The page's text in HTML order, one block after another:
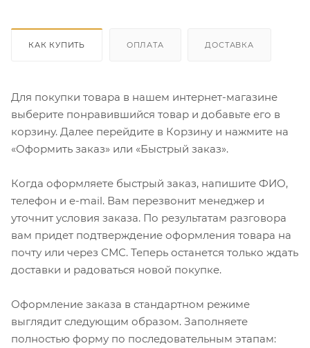
КАК КУПИТЬ ОПЛАТА ДОСТАВКА
Для покупки товара в нашем интернет-магазине
выберите понравившийся товар и добавьте его в
корзину. Далее перейдите в Корзину и нажмите на
«Оформить заказ» или «Быстрый заказ».
Когда оформляете быстрый заказ, напишите ФИО,
телефон и e-mail. Вам перезвонит менеджер и
уточнит условия заказа. По результатам разговора
вам придет подтверждение оформления товара на
почту или через СМС. Теперь останется только ждать
доставки и радоваться новой покупке.
Оформление заказа в стандартном режиме
выглядит следующим образом. Заполняете
полностью форму по последовательным этапам: